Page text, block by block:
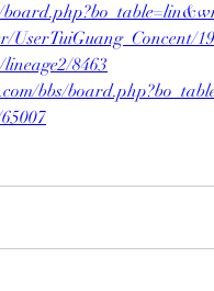
UserTuiGuang_Concent/
8463
bbs/